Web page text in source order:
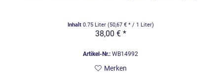
Inhalt 0.75 Liter (50,67 € * / 1 Liter)
38,00 € *
Artikel-Nr.: WB14992
Merken